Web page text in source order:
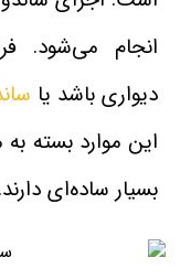
انجام می‌شود.
دیواری باشد یا
این موارد بسته
بسیار ساده‌ای دارند.